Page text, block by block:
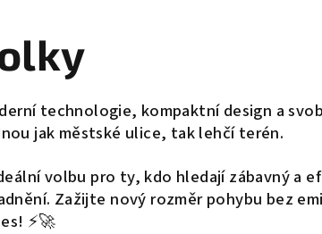
technologie, kompaktní design a
jak městské ulice, tak lehčí terén.
volbu pro ty, kdo hledajízábavný a
Zažijte nový rozměr pohybu bez
⚡🚀